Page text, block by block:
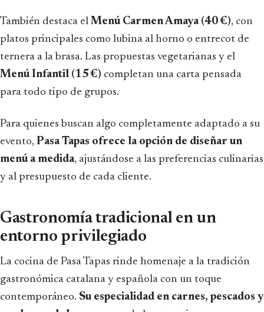
También destaca el Menú Carmen Amaya (40 €), con
platos principales como lubina al horno o entrecot de
ternera a la brasa. Las propuestas vegetarianas y el
Menú Infantil (15 €) completan una carta pensada
para todo tipo de grupos.
Para quienes buscan algo completamente adaptado a su
evento, Pasa Tapas ofrece la opción de diseñar un
menú a medida, ajustándose a las preferencias culinarias
y al presupuesto de cada cliente.
Gastronomía tradicional en un
entorno privilegiado
La cocina de Pasa Tapas rinde homenaje a la tradición
gastronómica catalana y española con un toque
contemporáneo. Su especialidad en carnes, pescados y